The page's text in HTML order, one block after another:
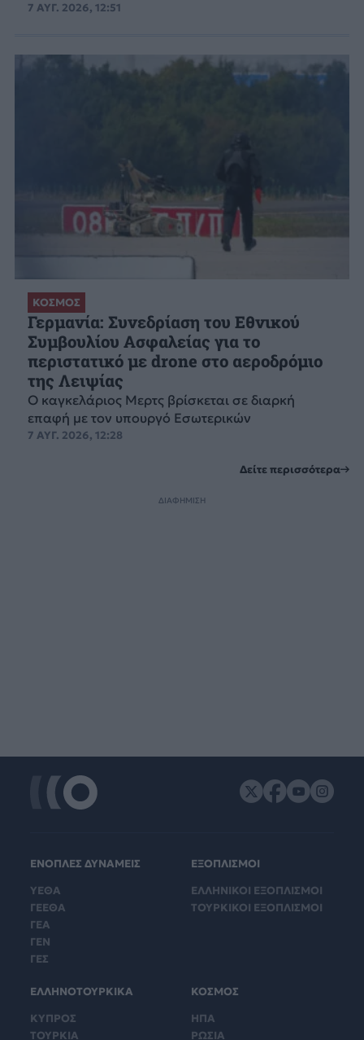
7 ΑΥΓ. 2026, 12:51
ΚΟΣΜΟΣ
Γερμανία: Συνεδρίαση του Εθνικού
Συμβουλίου Ασφαλείας για το
περιστατικό με drone στο αεροδρόμιο
της Λειψίας
Ο καγκελάριος Μερτς βρίσκεται σε διαρκή
επαφή με τον υπουργό Εσωτερικών
7 ΑΥΓ. 2026, 12:28
Δείτε περισσότερα
ΔΙΑΦΗΜΙΣΗ
ΕΝΟΠΛΕΣ ΔΥΝΑΜΕΙΣ
ΥΕΘΑ
ΓΕΕΘΑ
ΓΕΑ
ΓΕΝ
ΓΕΣ
ΕΞΟΠΛΙΣΜΟΙ
ΕΛΛΗΝΙΚΟΙ ΕΞΟΠΛΙΣΜΟΙ
ΤΟΥΡΚΙΚΟΙ ΕΞΟΠΛΙΣΜΟΙ
ΕΛΛΗΝΟΤΟΥΡΚΙΚΑ
ΚΥΠΡΟΣ
ΤΟΥΡΚΙΑ
ΚΟΣΜΟΣ
ΗΠΑ
ΡΩΣΙΑ